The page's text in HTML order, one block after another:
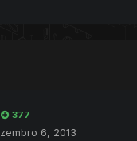
377
6, 2013